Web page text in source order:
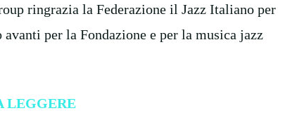
ringrazia la Federazione il Jazz Italiano per
per la Fondazione e per la musica jazz
LEGGERE